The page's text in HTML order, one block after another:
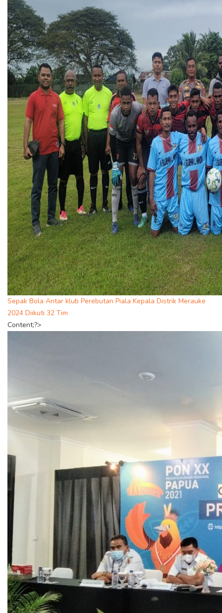
Sepak Bola Antar klub Perebutan Piala Kepala Distrik Merauke
2024 Diikuti 32 Tim
Content;?>